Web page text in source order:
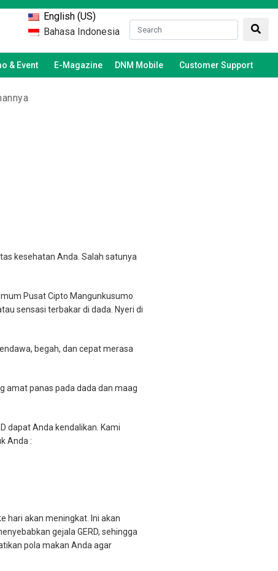
English (US)
Bahasa Indonesia
& Event E-Magazine DNM Mobile Customer Support
kesehatan Anda. Salah satunya
Pusat Cipto Mangunkusumo
sensasi terbakar di dada. Nyeri di
begah, dan cepat merasa
amat panas pada dada dan maag
dapat Anda kendalikan. Kami
Anda :
hari akan meningkat. Ini akan
gejala GERD, sehingga
pola makan Anda agar